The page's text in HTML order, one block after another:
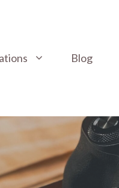
Blog